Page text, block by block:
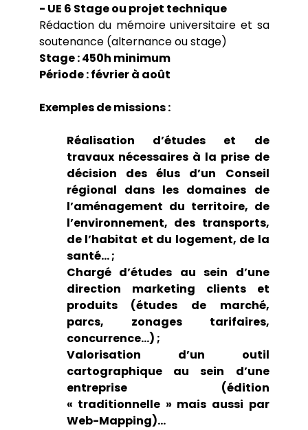
- UE 6 Stage ou projet technique
Rédaction du mémoire universitaire et sa
soutenance (alternance ou stage)
Stage : 450h minimum
Période : février à août
Exemples de missions :
Réalisation d’études et de
travaux nécessaires à la prise de
décision des élus d’un Conseil
régional dans les domaines de
l’aménagement du territoire, de
l’environnement, des transports,
de l’habitat et du logement, de la
santé... ;
Chargé d’études au sein d’une
direction marketing clients et
produits (études de marché,
parcs, zonages tarifaires,
concurrence…) ;
Valorisation d’un outil
cartographique au sein d’une
entreprise (édition
« traditionnelle » mais aussi par
Web-Mapping)…